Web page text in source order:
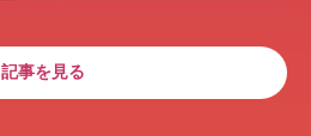
記事を見る